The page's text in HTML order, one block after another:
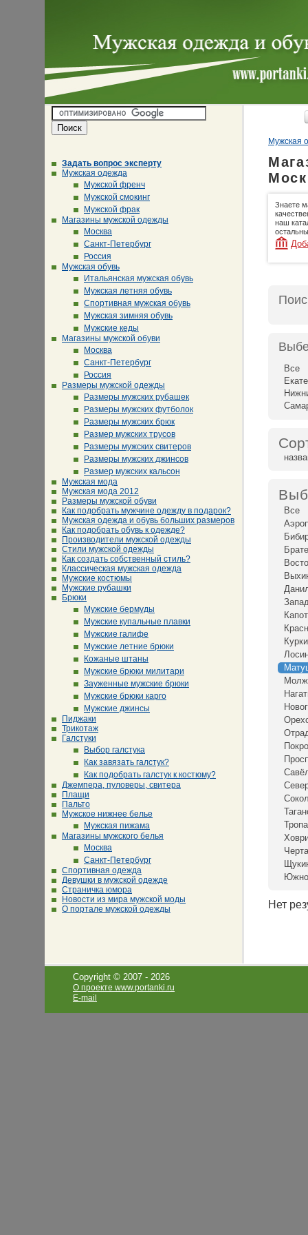
Задать вопрос эксперту
Мужская одежда
Мужской френч
Мужской смокинг
Мужской фрак
Магазины мужской одежды
Москва
Санкт-Петербург
Россия
Мужская обувь
Итальянская мужская обувь
Мужская летняя обувь
Спортивная мужская обувь
Мужская зимняя обувь
Мужские кеды
Магазины мужской обуви
Москва
Санкт-Петербург
Россия
Размеры мужской одежды
Размеры мужских рубашек
Размеры мужских футболок
Размеры мужских брюк
Размер мужских трусов
Размеры мужских свитеров
Размеры мужских джинсов
Размер мужских кальсон
Мужская мода
Мужская мода 2012
Размеры мужской обуви
Как подобрать мужчине одежду в подарок?
Мужская одежда и обувь больших размеров
Как подобрать обувь к одежде?
Производители мужской одежды
Стили мужской одежды
Как создать собственный стиль?
Классическая мужская одежда
Мужские костюмы
Мужские рубашки
Брюки
Мужские бермуды
Мужские купальные плавки
Мужские галифе
Мужские летние брюки
Кожаные штаны
Мужские брюки милитари
Зауженные мужские брюки
Мужские брюки карго
Мужские джинсы
Пиджаки
Трикотаж
Галстуки
Выбор галстука
Как завязать галстук?
Как подобрать галстук к костюму?
Джемпера, пуловеры, свитера
Плащи
Пальто
Мужское нижнее белье
Мужская пижама
Магазины мужского белья
Москва
Санкт-Петербург
Спортивная одежда
Девушки в мужской одежде
Страничка юмора
Новости из мира мужской моды
О портале мужской одежды
Мужская
Знаете
наш
Все
Все
Нет
Copyright © 2007 - 2026
О проекте www.portanki.ru
E-mail